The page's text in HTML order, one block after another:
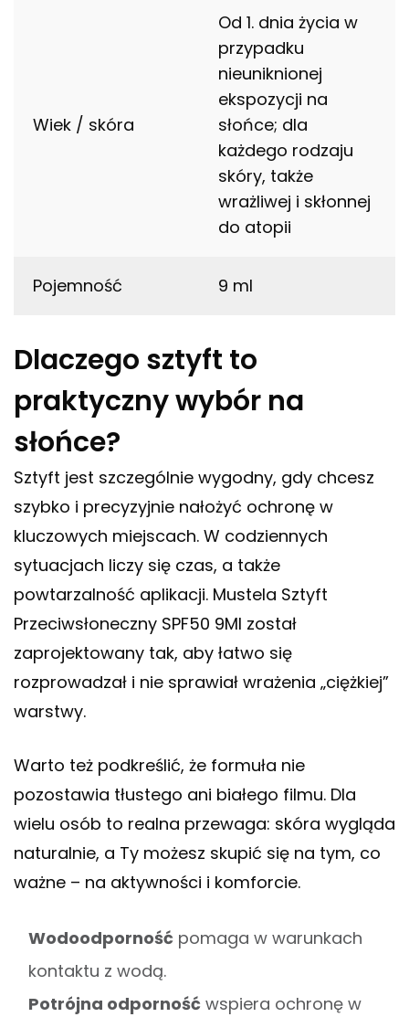
Wiek / skóra
Od 1. dnia życia w
przypadku
nieuniknionej
ekspozycji na
słońce; dla
każdego rodzaju
skóry, także
wrażliwej i skłonnej
do atopii
Pojemność 9 ml
Dlaczego sztyft to
praktyczny wybór na
słońce?
Sztyft jest szczególnie wygodny, gdy chcesz
szybko i precyzyjnie nałożyć ochronę w
kluczowych miejscach. W codziennych
sytuacjach liczy się czas, a także
powtarzalność aplikacji. Mustela Sztyft
Przeciwsłoneczny SPF50 9Ml został
zaprojektowany tak, aby łatwo się
rozprowadzał i nie sprawiał wrażenia „ciężkiej”
warstwy.
Warto też podkreślić, że formuła nie
pozostawia tłustego ani białego filmu. Dla
wielu osób to realna przewaga: skóra wygląda
naturalnie, a Ty możesz skupić się na tym, co
ważne – na aktywności i komforcie.
Wodoodporność pomaga w warunkach
kontaktu z wodą.
Potrójna odporność wspiera ochronę w